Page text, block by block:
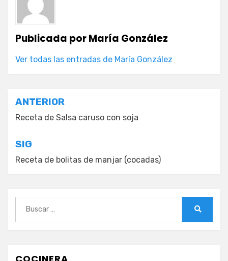
Publicada porMaría González
Ver todas las entradas de María González
Navegación
de
entradas
ANTERIOR
Receta de Salsa caruso con soja
SIG
Receta de bolitas de manjar (cocadas)